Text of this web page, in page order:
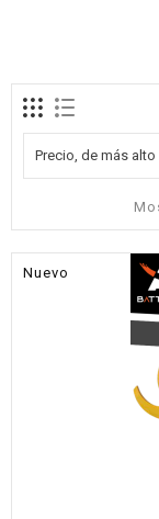
Precio, de más
Nuevo